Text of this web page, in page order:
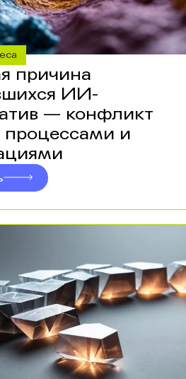
причина
ИИ-
— конфликт
и